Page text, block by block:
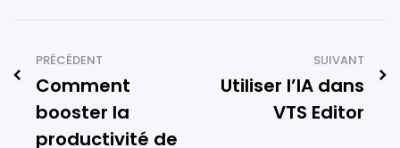
PRÉCÉDENT
Comment
booster la
productivité de
SUIVANT
Utiliser l’IA dans
VTS Editor